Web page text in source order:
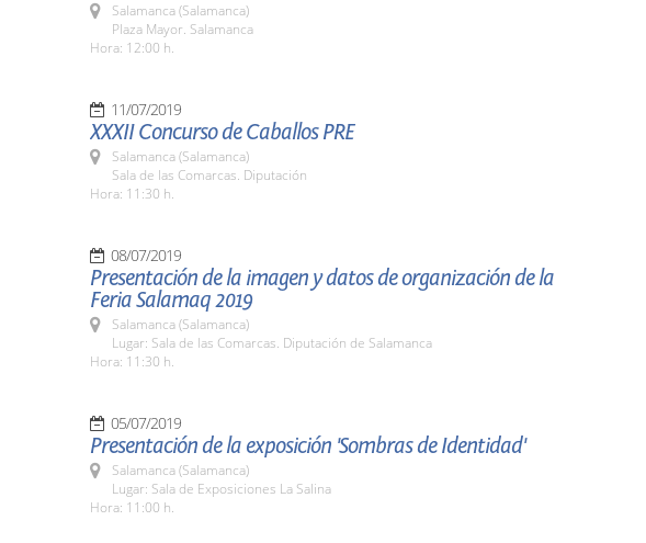
Salamanca (Salamanca)
Plaza Mayor. Salamanca
Hora: 12:00 h.
11/07/2019
XXXII Concurso de Caballos PRE
Salamanca (Salamanca)
Sala de las Comarcas. Diputación
Hora: 11:30 h.
08/07/2019
Presentación de la imagen y datos de organización de la
Feria Salamaq 2019
Salamanca (Salamanca)
Lugar: Sala de las Comarcas. Diputación de Salamanca
Hora: 11:30 h.
05/07/2019
Presentación de la exposición 'Sombras de Identidad'
Salamanca (Salamanca)
Lugar: Sala de Exposiciones La Salina
Hora: 11:00 h.